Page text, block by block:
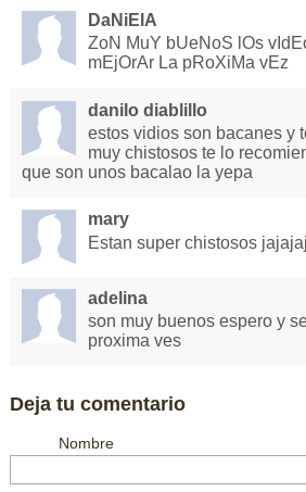
DaNiElA
ZoN MuY bUeNoS lOs
mEjOrAr La pRoXiMa vEz
danilo diablillo
estos vidios son bacanes y
muy chistosos te lo
que son unos bacalao la yepa
mary
Estan super chistosos
adelina
son muy buenos espero y
proxima ves
Deja tu comentario
Nombre